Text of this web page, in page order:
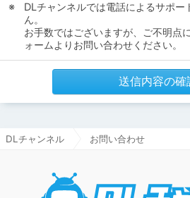
DLチャンネルでは電話によるサポー
ん。
お手数ではございますが、ご不明点
ォームよりお問い合わせください。
送信内容の確
DLチャンネル お問い合わせ